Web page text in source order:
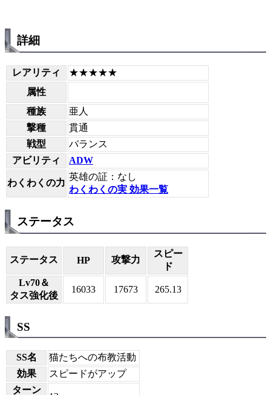
詳細
レアリティ
★★★★★
属性
種族
亜人
撃種
貫通
戦型
バランス
アビリティ
ADW
わくわくの力
英雄の証：なし
わくわくの実 効果一覧
ステータス
ステータス HP 攻撃力
スピー
ド
Lv70＆
タス強化後
16033 17673 265.13
SS
SS名
猫たちへの布教活動
効果
スピードがアップ
ターン